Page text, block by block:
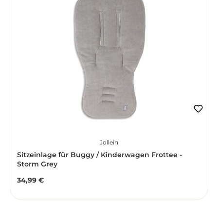
Jollein
Sitzeinlage für Buggy / Kinderwagen Frottee -
Storm Grey
Regulärer Preis:
34,99 €